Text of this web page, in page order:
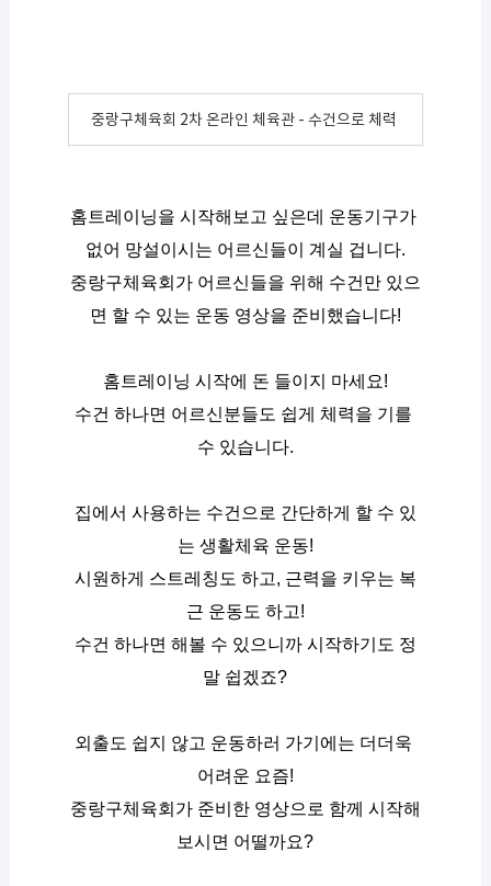
중랑구체육회 2차 온라인 체육관 - 수건으로 체력 기르기
홈트레이닝을 시작해보고 싶은데 운동기구가
없어 망설이시는 어르신들이 계실 겁니다.
중랑구체육회가 어르신들을 위해 수건만 있으
면 할 수 있는 운동 영상을 준비했습니다!
홈트레이닝 시작에 돈 들이지 마세요!
수건 하나면 어르신분들도 쉽게 체력을 기를
수 있습니다.
집에서 사용하는 수건으로 간단하게 할 수 있
는 생활체육 운동!
시원하게 스트레칭도 하고, 근력을 키우는 복
근 운동도 하고!
수건 하나면 해볼 수 있으니까 시작하기도 정
말 쉽겠죠?
외출도 쉽지 않고 운동하러 가기에는 더더욱
어려운 요즘!
중랑구체육회가 준비한 영상으로 함께 시작해
보시면 어떨까요?